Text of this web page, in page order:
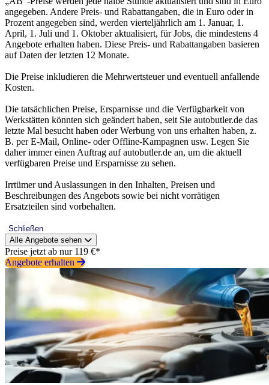
angegeben. Andere Preis- und Rabattangaben, die in Euro oder in
Prozent angegeben sind, werden vierteljährlich am 1. Januar, 1.
April, 1. Juli und 1. Oktober aktualisiert, für Jobs, die mindestens 4
Angebote erhalten haben. Diese Preis- und Rabattangaben basieren
auf Daten der letzten 12 Monate.
Die Preise inkludieren die Mehrwertsteuer und eventuell anfallende
Kosten.
Die tatsächlichen Preise, Ersparnisse und die Verfügbarkeit von
Werkstätten könnten sich geändert haben, seit Sie autobutler.de das
letzte Mal besucht haben oder Werbung von uns erhalten haben, z.
B. per E-Mail, Online- oder Offline-Kampagnen usw. Legen Sie
daher immer einen Auftrag auf autobutler.de an, um die aktuell
verfügbaren Preise und Ersparnisse zu sehen.
Irrtümer und Auslassungen in den Inhalten, Preisen und
Beschreibungen des Angebots sowie bei nicht vorrätigen
Ersatzteilen sind vorbehalten.
Schließen
Alle Angebote sehen
Preise jetzt ab nur 119 €*
Angebote erhalten